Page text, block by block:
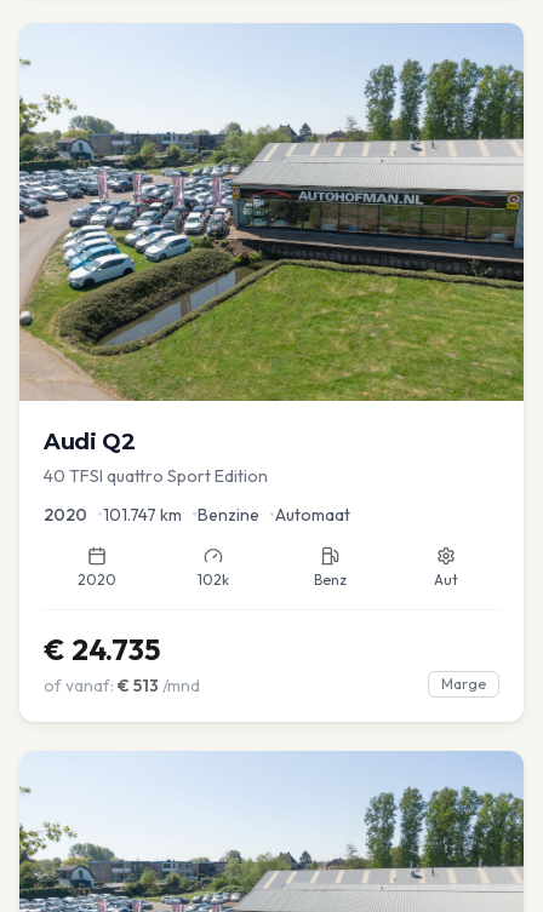
Audi Q2
40 TFSI quattro Sport Edition
2020 •101.747 km •Benzine •Automaat
2020 102k Benz Aut
€ 24.735
of vanaf: € 513 /mnd Marge